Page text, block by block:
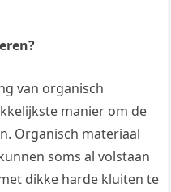
van organisch
manier om de
Organisch materiaal
soms al volstaan
dikke harde kluiten te